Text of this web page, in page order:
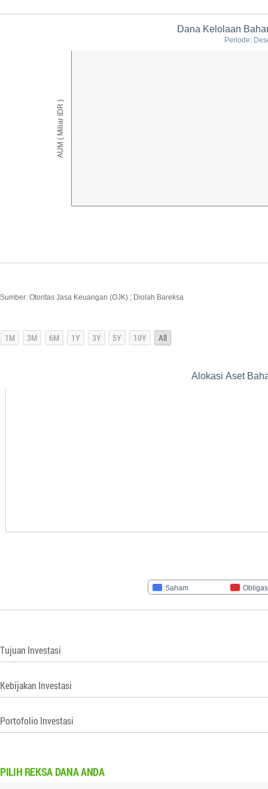
AUM ( Miliar IDR )
Dana Kelolaan
Periode:
Sumber: Otoritas Jasa Keuangan (OJK) ; Diolah Bareksa
Alokasi Aset
Saham
Tujuan Investasi
Kebijakan Investasi
Portofolio Investasi
PILIH REKSA DANA ANDA